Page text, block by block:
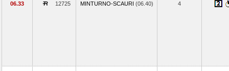
06.33 12725 MINTURNO-SCAURI (06.40) 4